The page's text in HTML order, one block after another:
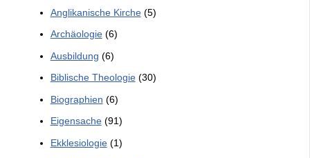
Anglikanische Kirche(5)
Archäologie(6)
Ausbildung (6)
Biblische Theologie(30)
Biographien (6)
Eigensache(91)
Ekklesiologie(1)